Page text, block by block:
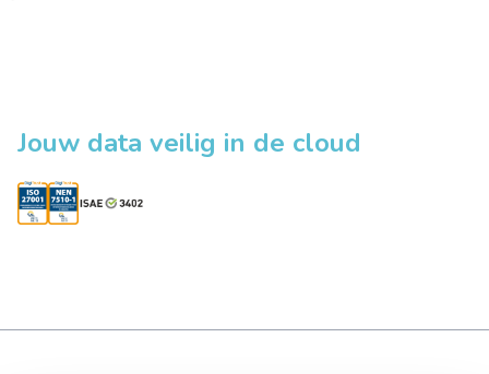
Jouw data veilig in de cloud